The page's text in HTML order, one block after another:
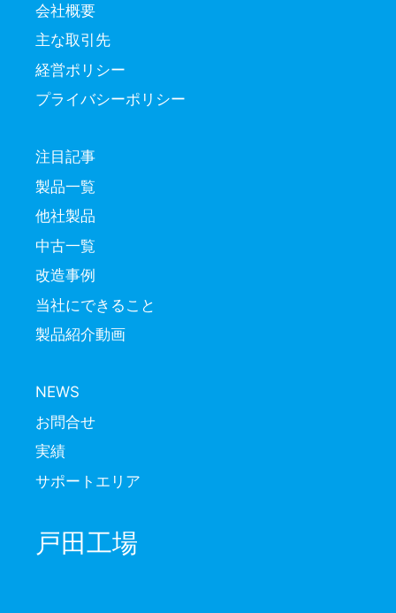
会社概要
主な取引先
経営ポリシー
プライバシーポリシー
注目記事
製品一覧
他社製品
中古一覧
改造事例
当社にできること
製品紹介動画
NEWS
お問合せ
実績
サポートエリア
戸田工場